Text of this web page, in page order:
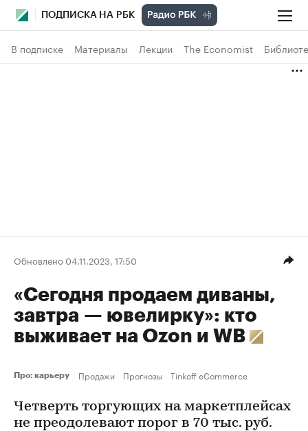
ПОДПИСКА НА РБК
В подписке Материалы Лекции The Economist
Обновлено 04.11.2023, 17:50
«Сегодня продаем диваны,
завтра — ювелирку»: кто
выживает на Ozon и WB
Про: карьеру Продажи Прогнозы Tinkoff eCommerce
Четверть торгующих на маркетплейсах
не преодолевают порог в 70 тыс. руб.